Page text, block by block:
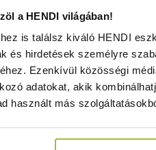
a HENDI világában!
is találsz kiváló HENDI
és hirdetések személyre
Ezenkívül közösségi
adatokat, akik
használt más
– 4 literes – Fehér – Uniq
- HENDI 425046
28.543Ft+ ÁFA)